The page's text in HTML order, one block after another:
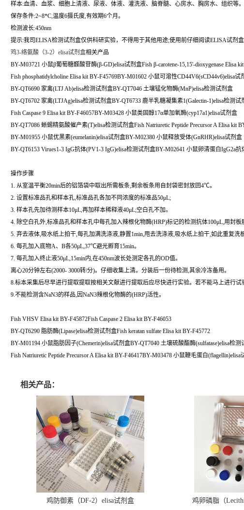
样本:血清、血浆、细胞上清液、尿液、体液、灌洗液、脑脊髓、心房水、胸房水、组织等。
保存条件:2~8*C,温度6摄氏度,有效期6个月。
检测波长:450nm
提示:我司ELISA检测试剂盒仅供科研实验，不得用于其他用途;使用前仔细阅读ELISA试剂
鸡3-络氨酸（3-2）elisa试剂盒相关产品
BY-M03721 小鼠β葡萄糖醛酸苷酶(β-GD)elisa试剂盒Fish β-carotene-15,15'-dioxygenase Elisa
Fish phosphatidylcholine Elisa kit BY-F45769BY-M01602 小鼠可溶性CD44V6(sCD44v6)elisa试
BY-QT6690 家禽(LTJ Ab)elisa检测试剂盒BY-QT7046 土壤锰化物酶(MnP)elisa检测试剂盒
BY-QT6702 家禽(LTJAg)elisa检测试剂盒BY-QT6733 鹿半乳糖凝集素1(Galectin-1)elisa检测试
Fish Caspase 9 Elisa kit BY-F46057BY-M03428 小鼠类固醇17α单加氧酶(cyp17a1)elisa试剂盒
BY-QT7086 蜥蜴精氨酸催产素(T)elisa检测试剂盒Fish Natriuretic Peptide Precursor A Elisa kit
BY-M01955 小鼠优黑素(eumelanin)elisa试剂盒BY-M02380 小鼠释放受体(GnRHR)elisa试剂盒
BY-QT6153 Virues1-3 IgG抗体(PV1-3 IgG)elisa检测试剂盒BY-M02641 小鼠卵清蛋白IgG2a抗
操作步骤
1. 从室温平衡20min后的铝箔袋中取出所需板条,剩余板条用自封袋密封放回4℃。
2. 设置标准品孔和样本孔,标准品孔各加不同浓度的标准品50μL;
3. 样本孔先加待测样本10μL,再加样本稀释液40μL;空白孔不加。
4. 除空白孔外,标准品孔和样本孔中每孔加入辣根化物酶(HRP)标记的检测抗体100μL,用封
5. 弃去液体,吸水纸上拍干,每孔加满洗涤液,静置1min,甩去洗涤液,吸水纸上拍干,如此重复洗
6. 每孔加入底物A、B各50μL,37℃避光孵育15min。
7. 每孔加入终止液50μL,15min内,在450nm波长处测定各孔的OD值。
离心20分钟左右(2000- 3000转/分)。仔细收集上清。分装后一份待检测,其余冷冻备用。
8.标本采集后尽早进行提取提取按相关文献进行提取后应尽快进行实验。若不能马上进行
9.不能检测含NaN3的样品,因NaN3辣根化物酶的(HRP)活性。
Fish VHSV Elisa kit BY-F45872Fish Caspase 2 Elisa kit BY-F46053
BY-QT6290 脂肪酶(Lipase)elisa检测试剂盒Fish keratan sulfate Elisa kit BY-F45772
BY-M01194 小鼠脂肪因子(Chemerin)elisa试剂盒BY-QT7040 土壤硫酸酯酶(sulfatase)elisa检测
Fish Natriuretic Peptide Precursor A Elisa kit BY-F46417BY-M03478 小鼠鞭毛蛋白(flagellin)elisa
相关产品：
鸡防御素（DF-2）elisa试剂盒 鸡卵磷脂（